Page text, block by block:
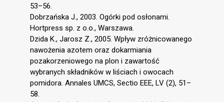
53–56.
Dobrzańska J., 2003. Ogórki pod osłonami.
Hortpress sp. z o.o., Warszawa.
Dzida K., Jarosz Z., 2005. Wpływ zróżnicowanego
nawożenia azotem oraz dokarmiania
pozakorzeniowego na plon i zawartość
wybranych składników w liściach i owocach
pomidora. Annales UMCS, Sectio EEE, LV (2), 51–
58.